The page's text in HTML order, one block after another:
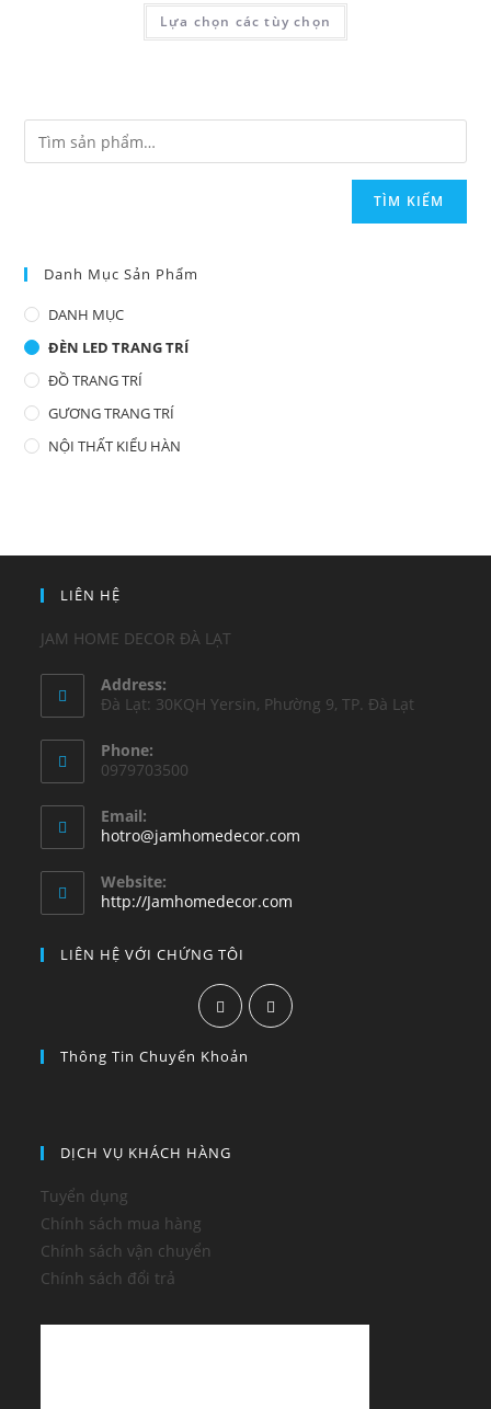
Lựa chọn các tùy chọn
TÌM KIẾM
Danh Mục Sản Phẩm
DANH MỤC
ĐÈN LED TRANG TRÍ
ĐỒ TRANG TRÍ
GƯƠNG TRANG TRÍ
NỘI THẤT KIỂU HÀN
LIÊN HỆ
JAM HOME DECOR ĐÀ LẠT
Address:
Đà Lạt: 30KQH Yersin, Phường 9, TP. Đà Lạt
Phone:
0979703500
Email:
hotro@jamhomedecor.com
Website:
http://Jamhomedecor.com
LIÊN HỆ VỚI CHỨNG TÔI
Thông Tin Chuyển Khoản
DỊCH VỤ KHÁCH HÀNG
Tuyển dụng
Chính sách mua hàng
Chính sách vận chuyển
Chính sách đổi trả